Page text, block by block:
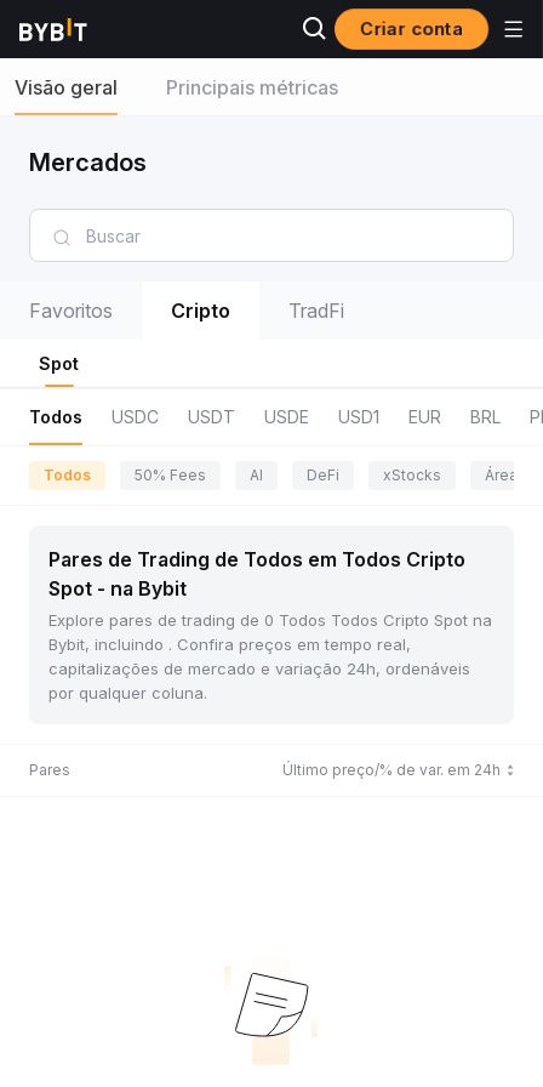
Criar conta
Visão geral Principais métricas
Mercados
Favoritos Cripto TradFi
Spot
Todos USDC USDT USDE USD1 EUR BRL
Todos 50% Fees AI DeFi xStocks Área da
Pares de Trading de Todos em Todos Cripto
Spot - na Bybit
Explore pares de trading de 0 Todos Todos Cripto Spot na
Bybit, incluindo . Confira preços em tempo real,
capitalizações de mercado e variação 24h, ordenáveis
por qualquer coluna.
Pares Último preço/% de var. em 24h